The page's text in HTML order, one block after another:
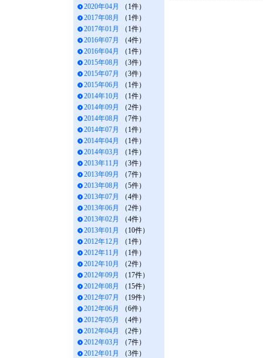
2020年04月
（1件）
2017年08月
（1件）
2017年01月
（1件）
2016年07月
（4件）
2016年04月
（1件）
2015年08月
（3件）
2015年07月
（3件）
2015年06月
（1件）
2014年10月
（1件）
2014年09月
（2件）
2014年08月
（7件）
2014年07月
（1件）
2014年04月
（1件）
2014年03月
（1件）
2013年11月
（3件）
2013年09月
（7件）
2013年08月
（5件）
2013年07月
（4件）
2013年06月
（2件）
2013年02月
（4件）
2013年01月
（10件）
2012年12月
（1件）
2012年11月
（1件）
2012年10月
（2件）
2012年09月
（17件）
2012年08月
（15件）
2012年07月
（19件）
2012年06月
（6件）
2012年05月
（4件）
2012年04月
（2件）
2012年03月
（7件）
2012年01月
（3件）